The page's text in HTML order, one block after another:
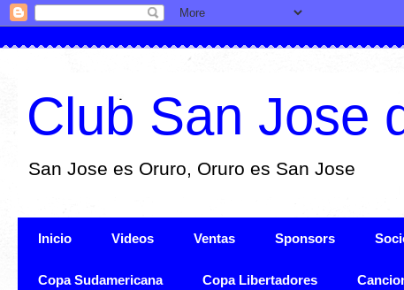
Club San Jose
San Jose es Oruro, Oruro es San Jose
Inicio Videos Ventas Sponsors
Copa Sudamericana Copa Libertadores